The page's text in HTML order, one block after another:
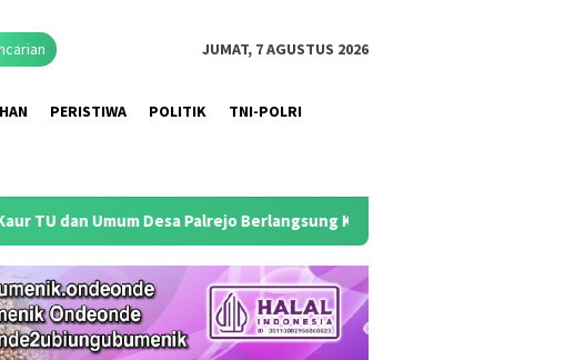
JUMAT, 7 AGUSTUS 2026
PERISTIWA POLITIK TNI-POLRI
Palrejo Berlangsung Khidmat Antisipasi Puncak Kemarau 2026,